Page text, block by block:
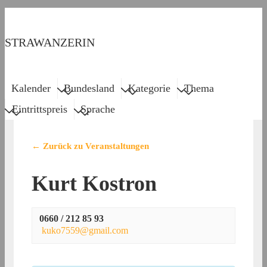
Inhalt
STRAWANZERIN
Navigation
Kalender Bundesland Kategorie
Thema
Eintrittspreis
Sprache
← Zurück zu Veranstaltungen
Kurt Kostron
0660 / 212 85 93
kuko7559@gmail.com